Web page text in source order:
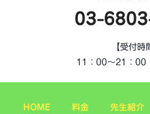
03-
【受付時
11：00～21：00
HOME 料金 先生紹介